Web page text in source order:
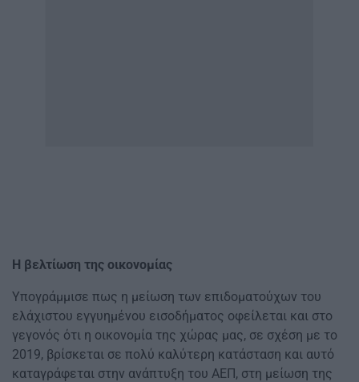
Η βελτίωση της οικονομίας
Υπογράμμισε πως η μείωση των επιδοματούχων του
ελάχιστου εγγυημένου εισοδήματος οφείλεται και στο
γεγονός ότι η οικονομία της χώρας μας, σε σχέση με το
2019, βρίσκεται σε πολύ καλύτερη κατάσταση και αυτό
καταγράφεται στην ανάπτυξη του ΑΕΠ, στη μείωση της